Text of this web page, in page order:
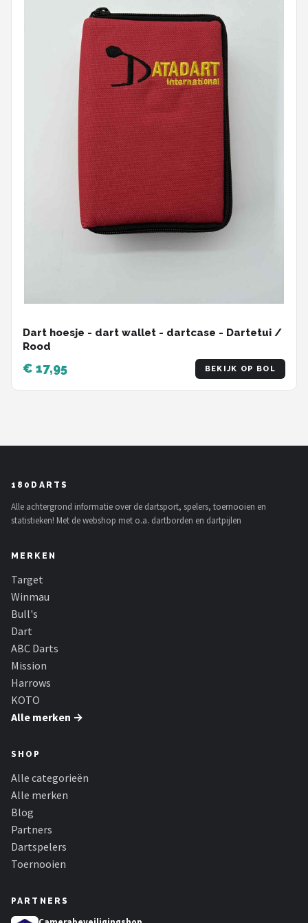
Dart hoesje - dart wallet - dartcase - Dartetui /
Rood
€ 17,95 BEKIJK OP BOL
180DARTS
Alle achtergrond informatie over de dartsport, spelers, toernooien en
statistieken! Met de webshop met o.a. dartborden en dartpijlen
MERKEN
Target
Winmau
Bull's
Dart
ABC Darts
Mission
Harrows
KOTO
Alle merken →
SHOP
Alle categorieën
Alle merken
Blog
Partners
Dartspelers
Toernooien
PARTNERS